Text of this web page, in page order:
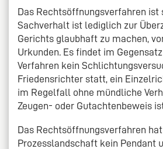
Das Rechtsöffnungsverfahren ist
Sachverhalt ist lediglich zur
Gerichts glaubhaft zu machen,
Urkunden. Es findet im
Verfahren kein
Friedensrichter statt, ein
im Regelfall ohne mündliche
Zeugen- oder Gutachtenbeweis
Das Rechtsöffnungsverfahren
Prozesslandschaft kein Pendant